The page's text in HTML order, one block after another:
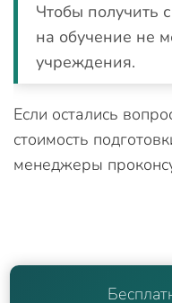
Чтобы получить
на обучение не
учреждения.
Если остались
стоимость
менеджеры